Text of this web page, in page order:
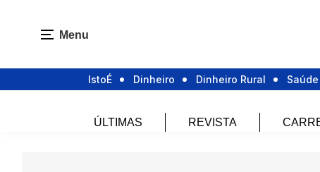
Menu
IstoÉ Dinheiro Dinheiro Rural Saúde
ÚLTIMAS REVISTA